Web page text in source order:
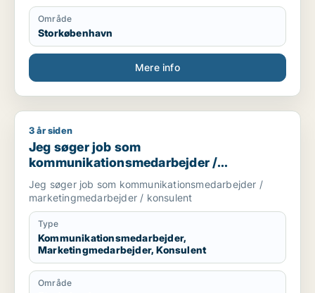
Område
Storkøbenhavn
Mere info
Jeg søger job som kommunikationsmedarbejder /
3 år siden
Jeg søger job som
kommunikationsmedarbejder /
marketingmedarbejder / konsulent
Jeg søger job som kommunikationsmedarbejder /
marketingmedarbejder / konsulent
Type
Kommunikationsmedarbejder,
Marketingmedarbejder, Konsulent
Område